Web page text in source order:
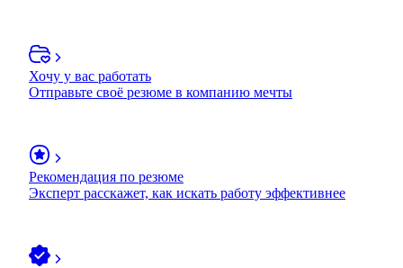
Хочу у вас работать
Отправьте своё резюме в компанию мечты
Рекомендация по резюме
Эксперт расскажет, как искать работу эффективнее